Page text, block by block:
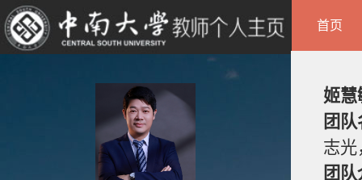
首页
姬慧
团
志光
团